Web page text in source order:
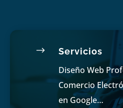
$ Servicios
Diseño Web
Comercio
en Google…